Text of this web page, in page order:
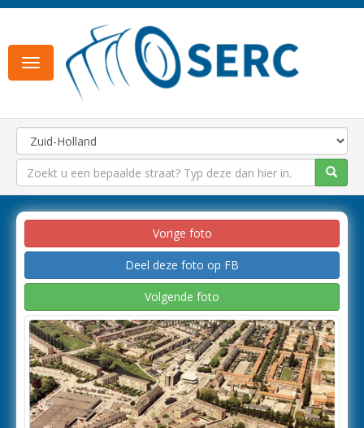
Toggle
navigation
Vorige foto
Deel deze foto op FB
Volgende foto